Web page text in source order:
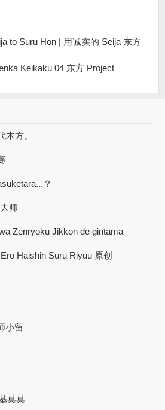
to Suru Hon | 用诚实的 Seija 东方
Keikaku 04 东方 Project
木方。
？
师
Zenryoku Jikkon de gintama
Haishin Suru Riyuu 原创
小留
莫莫